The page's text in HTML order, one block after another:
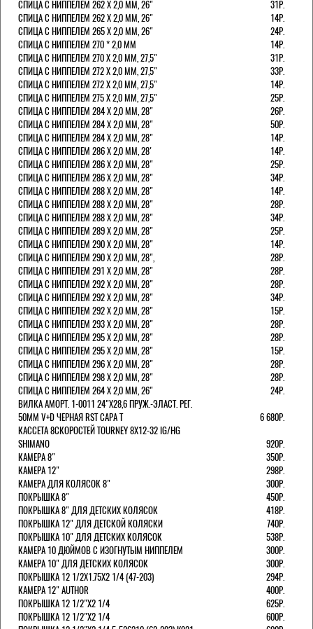
СПИЦА С НИППЕЛЕМ 262 Х 2,0 ММ, 26"
31Р.
СПИЦА С НИППЕЛЕМ 262 Х 2,0 ММ, 26"
14Р.
СПИЦА С НИППЕЛЕМ 265 Х 2,0 ММ, 26"
24Р.
СПИЦА С НИППЕЛЕМ 270 * 2,0 ММ
14Р.
СПИЦА С НИППЕЛЕМ 270 Х 2,0 ММ, 27,5"
31Р.
СПИЦА С НИППЕЛЕМ 272 Х 2,0 ММ, 27,5"
33Р.
СПИЦА С НИППЕЛЕМ 272 Х 2,0 ММ, 27,5"
14Р.
СПИЦА С НИППЕЛЕМ 275 Х 2,0 ММ, 27,5"
25Р.
СПИЦА С НИППЕЛЕМ 284 Х 2,0 ММ, 28"
26Р.
СПИЦА С НИППЕЛЕМ 284 Х 2,0 ММ, 28"
50Р.
СПИЦА С НИППЕЛЕМ 284 Х 2,0 ММ, 28"
14Р.
СПИЦА С НИППЕЛЕМ 286 Х 2,0 ММ, 28'
14Р.
СПИЦА С НИППЕЛЕМ 286 Х 2,0 ММ, 28"
25Р.
СПИЦА С НИППЕЛЕМ 286 Х 2,0 ММ, 28"
34Р.
СПИЦА С НИППЕЛЕМ 288 Х 2,0 ММ, 28"
14Р.
СПИЦА С НИППЕЛЕМ 288 Х 2,0 ММ, 28"
28Р.
СПИЦА С НИППЕЛЕМ 288 Х 2,0 ММ, 28"
34Р.
СПИЦА С НИППЕЛЕМ 289 Х 2,0 ММ, 28"
25Р.
СПИЦА С НИППЕЛЕМ 290 Х 2,0 ММ, 28"
14Р.
СПИЦА С НИППЕЛЕМ 290 Х 2,0 ММ, 28",
28Р.
СПИЦА С НИППЕЛЕМ 291 Х 2,0 ММ, 28"
28Р.
СПИЦА С НИППЕЛЕМ 292 Х 2,0 ММ, 28"
28Р.
СПИЦА С НИППЕЛЕМ 292 Х 2,0 ММ, 28"
34Р.
СПИЦА С НИППЕЛЕМ 292 Х 2,0 ММ, 28"
15Р.
СПИЦА С НИППЕЛЕМ 293 Х 2,0 ММ, 28"
28Р.
СПИЦА С НИППЕЛЕМ 295 Х 2,0 ММ, 28"
28Р.
СПИЦА С НИППЕЛЕМ 295 Х 2,0 ММ, 28"
15Р.
СПИЦА С НИППЕЛЕМ 296 Х 2,0 ММ, 28"
28Р.
СПИЦА С НИППЕЛЕМ 298 Х 2,0 ММ, 28"
28Р.
СПИЦА С НИППЕЛЕМ 264 Х 2,0 ММ, 26"
24Р.
ВИЛКА АМОРТ. 1-0011 24"Х28,6 ПРУЖ.-ЭЛАСТ. РЕГ.
50ММ V+D ЧЕРНАЯ RST CAPA Т
6 680Р.
КАССЕТА 8СКОРОСТЕЙ TOURNEY 8Х12-32 IG/HG
SHIMANO
920Р.
КАМЕРА 8"
350Р.
КАМЕРА 12"
298Р.
КАМЕРА ДЛЯ КОЛЯСОК 8"
300Р.
ПОКРЫШКА 8"
450Р.
ПОКРЫШКА 8" ДЛЯ ДЕТСКИХ КОЛЯСОК
418Р.
ПОКРЫШКА 12" ДЛЯ ДЕТСКОЙ КОЛЯСКИ
740Р.
ПОКРЫШКА 10" ДЛЯ ДЕТСКИХ КОЛЯСОК
538Р.
КАМЕРА 10 ДЮЙМОВ С ИЗОГНУТЫМ НИППЕЛЕМ
300Р.
КАМЕРА 10" ДЛЯ ДЕТСКИХ КОЛЯСОК
300Р.
ПОКРЫШКА 12 1/2X1.75X2 1/4 (47-203)
294Р.
КАМЕРА 12" AUTHOR
400Р.
ПОКРЫШКА 12 1/2"Х2 1/4
625Р.
ПОКРЫШКА 12 1/2"Х2 1/4
600Р.